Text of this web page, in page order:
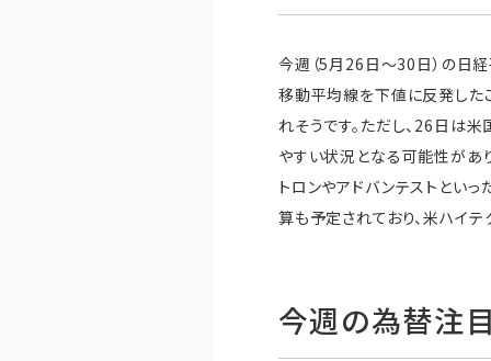
今週（5月26日〜30日）の日
移動平均線を下値に反発した
れそうです。ただし、26日は
やすい状況となる可能性があ
トロンやアドバンテストとい
算も予定されており、米ハイ
今週の為替注